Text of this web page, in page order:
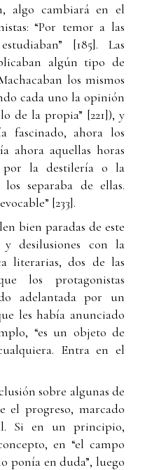
algo cambiará en el
“Por temor a las
[185]. Las
algún tipo de
los mismos
cada uno la opinión
de la propia” [221]), y
fascinado, ahora los
ahora aquellas horas
por la destilería o la
separaba de ellas.
[233].
bien paradas de este
desilusiones con la
literarias, dos de las
los protagonistas
adelantada por un
les había anunciado
“es un objeto de
Entra en el
sobre algunas de
el progreso, marcado
Si en un principio,
en “el campo
ponía en duda”, luego